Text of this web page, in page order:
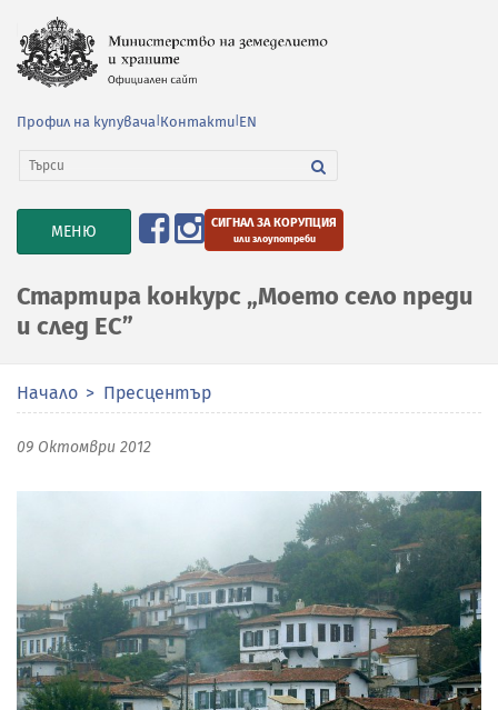
Профил на купувача Контакти EN
TOGGLE
NAVIGATION
МЕНЮ СИГНАЛ ЗА КОРУПЦИЯ
или злоупотреби
Стартира конкурс „Моето село преди
и след ЕС”
Начало Пресцентър
09 Октомври 2012